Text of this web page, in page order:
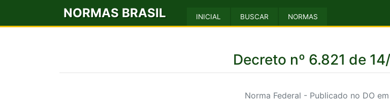
NORMAS BRASIL INICIAL BUSCAR NORMAS
Decreto nº 6.821 de
Norma Federal - Publicado no DO